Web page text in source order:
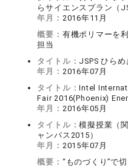
らサイエンスプラン（
年月： 2016年11月
概要： 有機ポリマーを
担当
タイトル： JSPS ひら
年月： 2016年07月
タイトル：Intel
Fair 2016(Phoenix)
年月： 2016年05月
タイトル：模擬授業（
ャンパス2015）
年月： 2015年07月
概要： “ものづくり”で